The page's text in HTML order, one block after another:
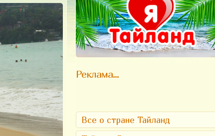
Реклама...
Все о стране Тайланд